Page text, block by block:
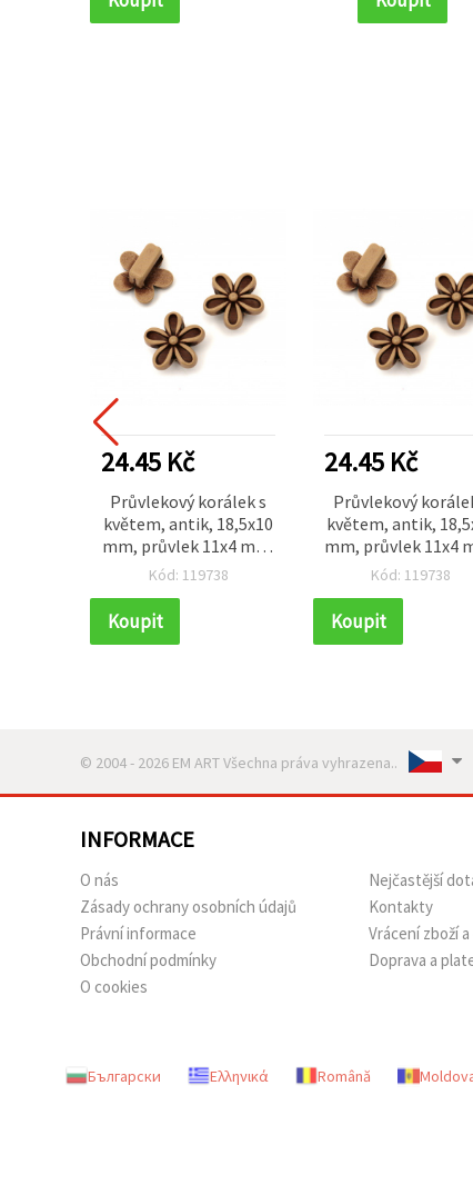
24.45 Kč
Průvlekový korálek s
květem, antik, 18,5x10
mm, průvlek 11x4 mm,
hnědý, 50 g (~68 ks)
Kód: 119738
Koupit
24.45 Kč
Průvlekový
květem, antik,
mm, průvlek 11x4
hnědý, 50 g (~68 ks)
Kód: 119738
Koupit
© 2004 - 2026 EM ART Všechna práva vyhrazena..
INFORMACE
O nás
Zásady ochrany osobních údajů
Právní informace
Obchodní podmínky
O cookies
Nejčastější
Kontakty
Vrácení zboží
Doprava a
Български Ελληνικά Română